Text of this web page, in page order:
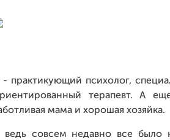
- практикующий психолог,
терапевт. А
мама и хорошая хозяйка.
ведь совсем недавно все